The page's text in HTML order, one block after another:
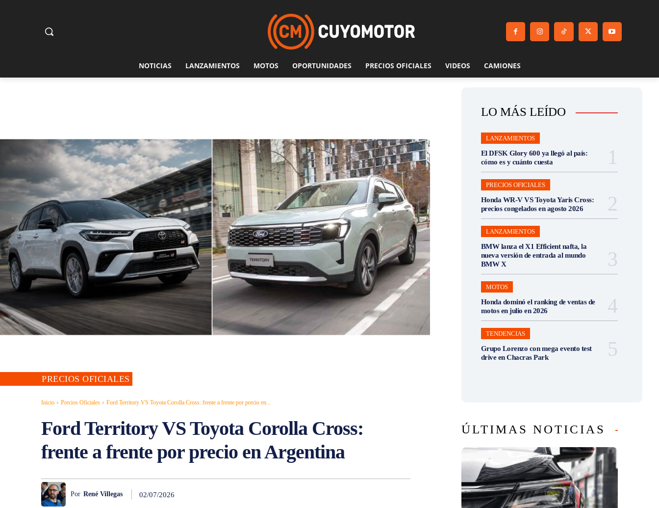
NOTICIAS LANZAMIENTOS MOTOS OPORTUNIDADES PRECIOS OFICIALES VIDEOS CAMIONES
PRECIOS OFICIALES
Inicio Precios Oficiales Ford Territory VS Toyota Corolla Cross: frente a frente por precio en...
Ford Territory VS Toyota Corolla Cross:
frente a frente por precio en Argentina
Por René Villegas 02/07/2026
LO MÁS LEÍDO
LANZAMIENTOS
El DFSK Glory 600 ya llegó al país:
cómo es y cuánto cuesta
PRECIOS OFICIALES
Honda WR-V VS Toyota Yaris Cross:
precios congelados en agosto 2026
LANZAMIENTOS
BMW lanza el X1 Efficient nafta, la
nueva versión de entrada al mundo
BMW X
MOTOS
Honda dominó el ranking de ventas de
motos en julio en 2026
TENDENCIAS
Grupo Lorenzo con mega evento test
drive en Chacras Park
ÚLTIMAS NOTICIAS